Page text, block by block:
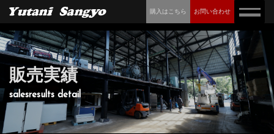
購入はこちら お問い合わせ
販売実績
salesresults detail